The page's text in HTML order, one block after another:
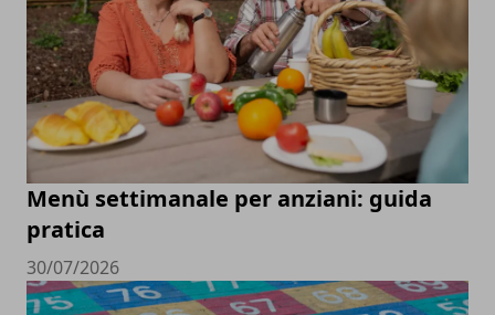
Menù settimanale per anziani: guida
pratica
30/07/2026